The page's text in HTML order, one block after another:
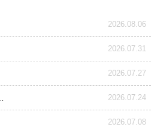
2026.08.06
2026.07.31
2026.07.27
2026.07.24
2026.07.08